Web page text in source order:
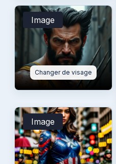
Image
Changer de visage
Image